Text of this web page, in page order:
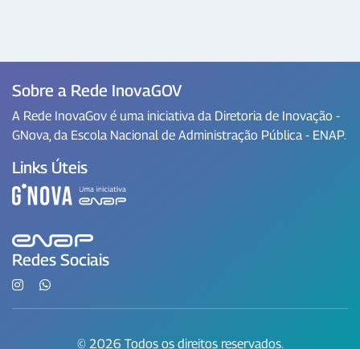
Sobre a Rede InovaGOV
A Rede InovaGov é uma iniciativa da Diretoria de Inovação -
GNova, da Escola Nacional de Administração Pública - ENAP.
Links Úteis
Redes Sociais
© 2026 Todos os direitos reservados.